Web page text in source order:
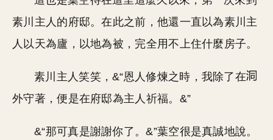
素川主人的府邸。在此之前，他還一直以為素川主
人以天為廬，以地為被，完全用不上住什麼房子。
素川主人笑笑，&“恩人修煉之時，我除了在
外守著，便是在府邸為主人祈福。&”
&“那可真是謝謝你了。&”葉空很是真誠地說。